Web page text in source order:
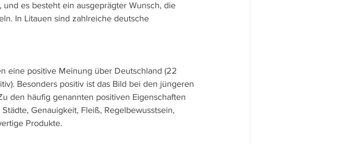
es besteht ein ausgeprägter Wunsch, die
In Litauen sind zahlreiche deutsche
eine positive Meinung über Deutschland (22
Besonders positiv ist das Bild bei den jüngeren
den häufig genannten positiven Eigenschaften
Genauigkeit, Fleiß, Regelbewusstsein,
Produkte.